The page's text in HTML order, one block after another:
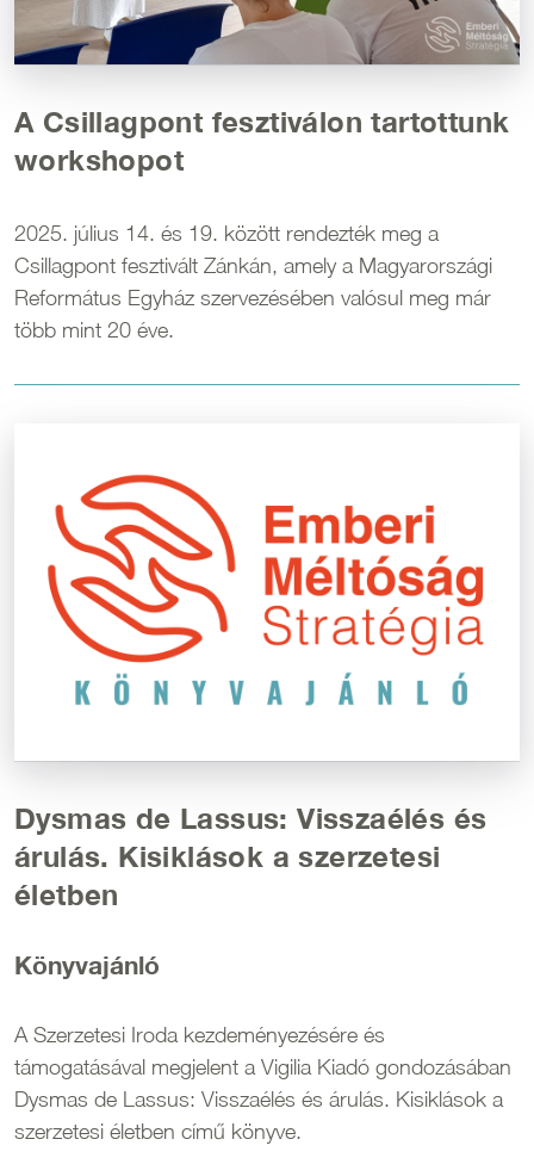
A Csillagpont fesztiválon tartottunk
workshopot
2025. július 14. és 19. között rendezték meg a
Csillagpont fesztivált Zánkán, amely a Magyarországi
Református Egyház szervezésében valósul meg már
több mint 20 éve.
Dysmas de Lassus: Visszaélés és
árulás. Kisiklások a szerzetesi
életben
Könyvajánló
A Szerzetesi Iroda kezdeményezésére és
támogatásával megjelent a Vigilia Kiadó gondozásában
Dysmas de Lassus: Visszaélés és árulás. Kisiklások a
szerzetesi életben című könyve.